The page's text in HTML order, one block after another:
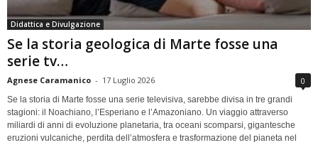
Didattica e Divulgazione
Se la storia geologica di Marte fosse una
serie tv…
Agnese Caramanico - 17 Luglio 2026 0
Se la storia di Marte fosse una serie televisiva, sarebbe divisa in tre grandi
stagioni: il Noachiano, l’Esperiano e l’Amazoniano. Un viaggio attraverso
miliardi di anni di evoluzione planetaria, tra oceani scomparsi, gigantesche
eruzioni vulcaniche, perdita dell’atmosfera e trasformazione del pianeta nel